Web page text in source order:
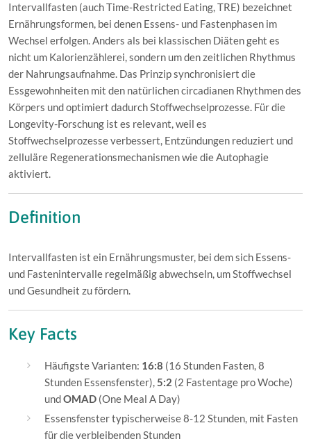
Intervallfasten (auch Time-Restricted Eating, TRE) bezeichnet
Ernährungsformen, bei denen Essens- und Fastenphasen im
Wechsel erfolgen. Anders als bei klassischen Diäten geht es
nicht um Kalorienzählerei, sondern um den zeitlichen Rhythmus
der Nahrungsaufnahme. Das Prinzip synchronisiert die
Essgewohnheiten mit den natürlichen circadianen Rhythmen des
Körpers und optimiert dadurch Stoffwechselprozesse. Für die
Longevity-Forschung ist es relevant, weil es
Stoffwechselprozesse verbessert, Entzündungen reduziert und
zelluläre Regenerationsmechanismen wie die Autophagie
aktiviert.
Definition
Intervallfasten ist ein Ernährungsmuster, bei dem sich Essens-
und Fastenintervalle regelmäßig abwechseln, um Stoffwechsel
und Gesundheit zu fördern.
Key Facts
Häufigste Varianten: 16:8 (16 Stunden Fasten, 8
Stunden Essensfenster),5:2 (2 Fastentage pro Woche)
undOMAD (One Meal A Day)
Essensfenster typischerweise 8-12 Stunden, mit Fasten
für die verbleibenden Stunden